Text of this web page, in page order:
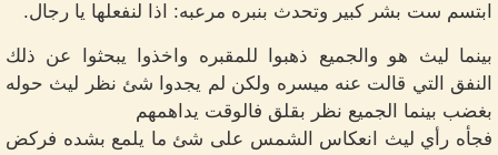
ابتسم ست بشر كبير وتحدث بنبره مرعبه: اذا لنفعلها يا رجال.
بينما ليث هو والجميع ذهبوا للمقبره واخذوا يبحثوا عن ذلك
النفق التي قالت عنه ميسره ولكن لم يجدوا شئ نظر ليث حوله
بغضب بينما الجميع نظر بقلق فالوقت يداهمهم
فجأه رأي ليث انعكاس الشمس على شئ ما يلمع بشده فركض